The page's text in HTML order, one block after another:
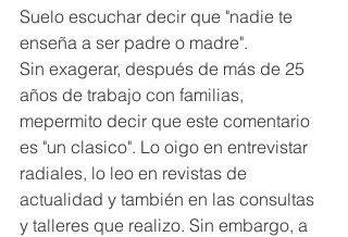
Suelo escuchar decir que "nadie te
enseña a ser padre o madre".
Sin exagerar, después de más de 25
años de trabajo con familias,
mepermito decir que este comentario
es "un clasico". Lo oigo en entrevistar
radiales, lo leo en revistas de
actualidad y también en las consultas
y talleres que realizo. Sin embargo, a